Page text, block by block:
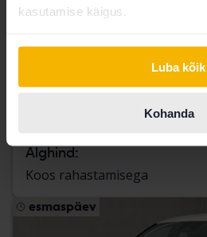
kasutamise käigus.
Luba kõik
Kohanda
Sertifitseeritud
Renault Mégane
1.5 dCi 5dr
Diisel
Alghind:
Koos rahastamisega
esmaspäev